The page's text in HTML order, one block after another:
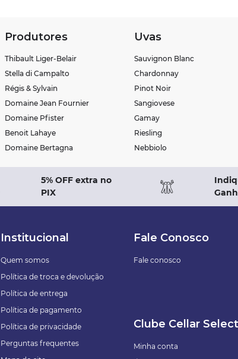
Produtores
Thibault Liger-Belair
Stella di Campalto
Régis & Sylvain
Domaine Jean Fournier
Domaine Pfister
Benoit Lahaye
Domaine Bertagna
Uvas
Sauvignon Blanc
Chardonnay
Pinot Noir
Sangiovese
Gamay
Riesling
Nebbiolo
5% OFF extra no
PIX
Institucional
Quem somos
Política de troca e devolução
Política de entrega
Política de pagamento
Política de privacidade
Perguntas frequentes
Fale Conosco
Fale conosco
Clube Cellar
Minha conta